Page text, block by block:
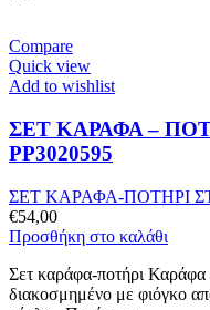
Compare
Quick view
Add to wishlist
ΣΕΤ ΚΑΡΑΦΑ –
PP3020595
ΣΕΤ ΚΑΡΑΦΑ-ΠΟΤΗΡΙ
€54,00
Προσθήκη στο καλάθι
Σετ καράφα-ποτήρι
διακοσμημένο με φιόγκο